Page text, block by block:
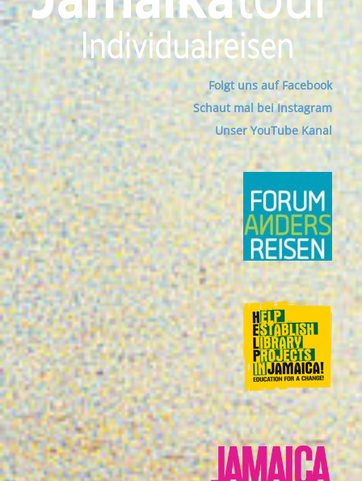
Folgt uns auf Facebook
Schaut mal bei Instagram
Unser YouTube Kanal